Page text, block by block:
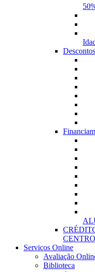
Descontos
Serviços Online
Avaliação
Biblioteca